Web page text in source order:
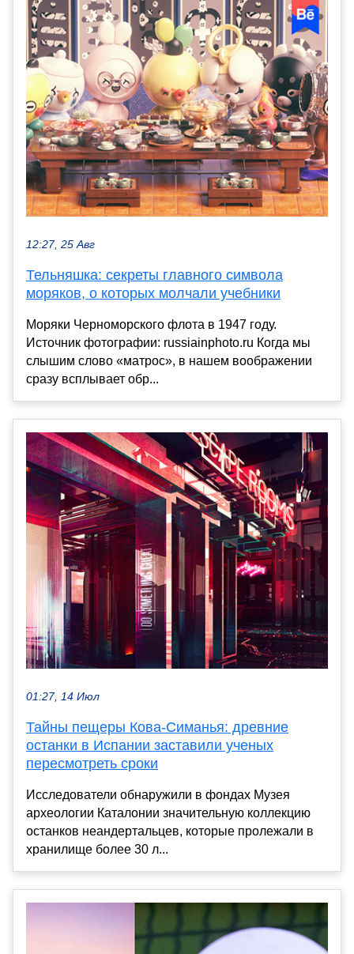
12:27, 25 Авг
Тельняшка: секреты главного символа
моряков, о которых молчали учебники
Моряки Черноморского флота в 1947 году.
Источник фотографии: russiainphoto.ru Когда мы
слышим слово «матрос», в нашем воображении
сразу всплывает обр...
01:27, 14 Июл
Тайны пещеры Кова-Симанья: древние
останки в Испании заставили ученых
пересмотреть сроки
Исследователи обнаружили в фондах Музея
археологии Каталонии значительную коллекцию
останков неандертальцев, которые пролежали в
хранилище более 30 л...